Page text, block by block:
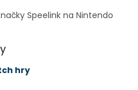
Speelink na Nintendo
hry